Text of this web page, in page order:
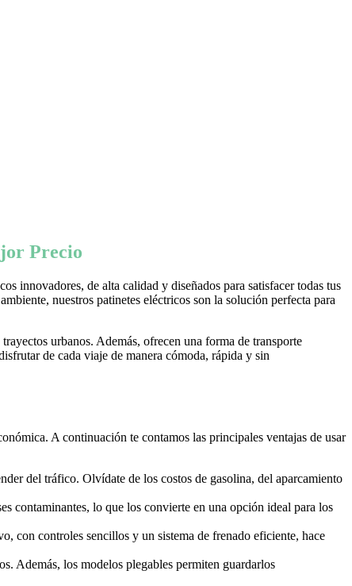
Precio
innovadores, de alta calidad y diseñados para satisfacer todas tus
nuestros patinetes eléctricos son la solución perfecta para
urbanos. Además, ofrecen una forma de transporte
de cada viaje de manera cómoda, rápida y sin
A continuación te contamos las principales ventajas de usar
del tráfico. Olvídate de los costos de gasolina, del aparcamiento
contaminantes, lo que los convierte en una opción ideal para los
con controles sencillos y un sistema de frenado eficiente, hace
Además, los modelos plegables permiten guardarlos